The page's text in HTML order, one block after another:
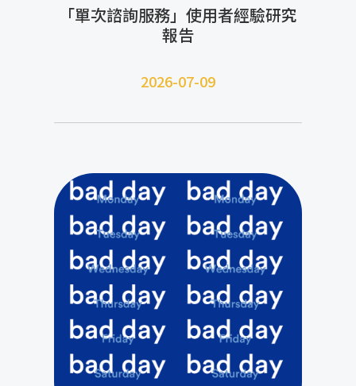
「單次諮詢服務」使用者經驗研究
報告
2026-07-09